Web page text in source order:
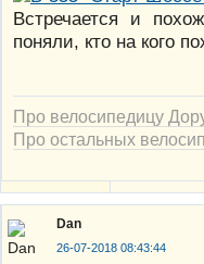
Встречается и
поняли, кто на кого
Про велосипедицу
Про остальных
Dan
26-07-2018 08:43:44